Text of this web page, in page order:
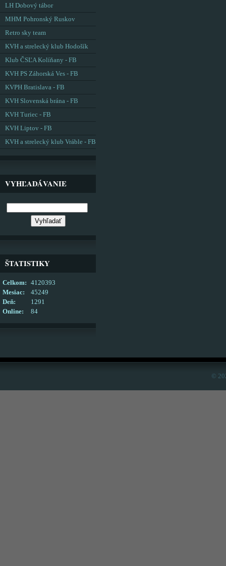
LH Dobový tábor
MHM Pohronský Ruskov
Retro sky team
KVH a strelecký klub Hodošík
Klub ČSĽA Kolíňany - FB
KVH PS Záhorská Ves - FB
KVPH Bratislava - FB
KVH Slovenská brána - FB
KVH Turiec - FB
KVH Liptov - FB
KVH a strelecký klub Vráble - FB
VYHĽADÁVANIE
ŠTATISTIKY
Online: 84
Celkom:
4120393
Mesiac:
45249
Deň:
1291
©